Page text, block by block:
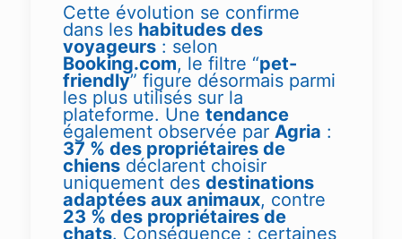
Cette évolution se confirme
dans les habitudes des
voyageurs: selon
Booking.com, le filtre “pet-
friendly” figure désormais parmi
les plus utilisés sur la
plateforme. Une tendance
également observée par Agria :
37 % des propriétaires de
chiensdéclarent choisir
uniquement des destinations
adaptées aux animaux, contre
23 % des propriétaires de
chats. Conséquence : certaines